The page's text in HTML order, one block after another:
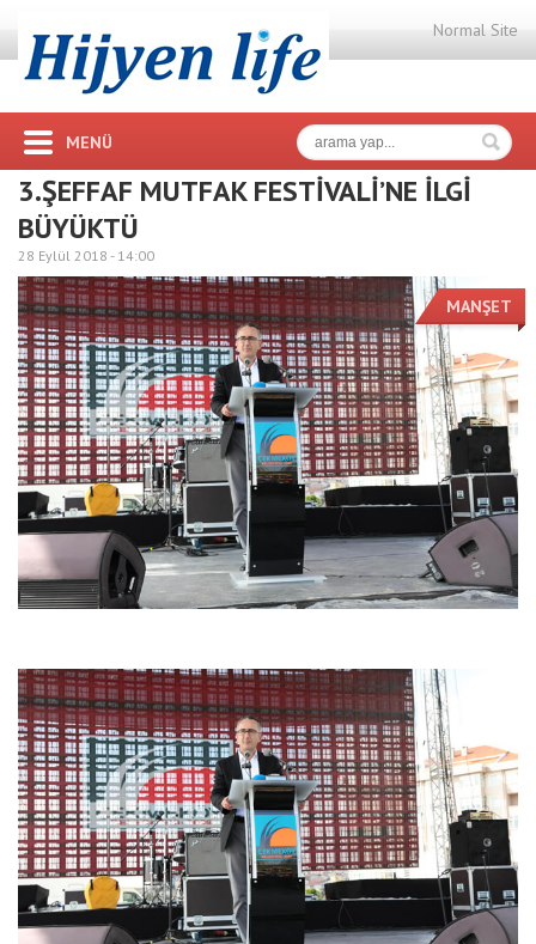
Normal Site
MENÜ
3.ŞEFFAF MUTFAK FESTİVALİ’NE İLGİ
BÜYÜKTÜ
28 Eylül 2018 - 14:00
MANŞET